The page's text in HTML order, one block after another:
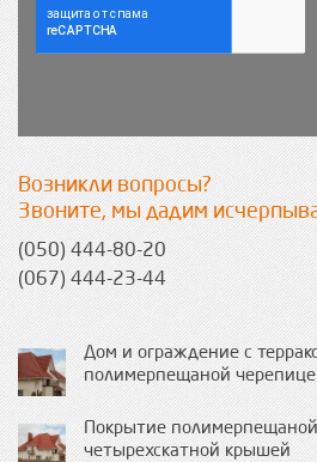
Дом и ограждение с
полимерпещаной
Покрытие
четырехскатной крышей
Возникли вопросы?
Звоните, мы дадим
(050) 444-80-20
(067) 444-23-44